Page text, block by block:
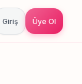
Giriş Üye Ol